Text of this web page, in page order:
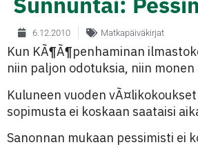
6.12.2010 Matkapäiväkirjat
Kun KÃ¶Ã¶penhaminan
niin paljon odotuksia, niin
Kuluneen vuoden
sopimusta ei koskaan saataisi
Sanonnan mukaan pessimisti ei